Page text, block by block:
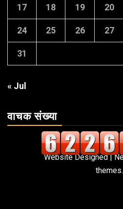
17 18 19 20
24 25 26 27
31
« Jul
वाचक संख्या
Website Designed|
themes.